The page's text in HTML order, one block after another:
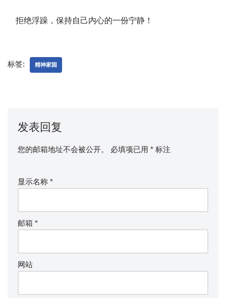
拒绝浮躁，保持自己内心的一份宁静！
标签: 精神家园
发表回复
您的邮箱地址不会被公开。 必填项已用 * 标注
显示名称 *
邮箱 *
网站